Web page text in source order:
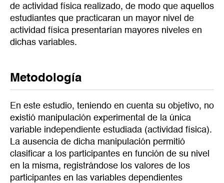
de actividad física realizado, de modo que aquellos
estudiantes que practicaran un mayor nivel de
actividad física presentarían mayores niveles en
dichas variables.
Metodología
En este estudio, teniendo en cuenta su objetivo, no
existió manipulación experimental de la única
variable independiente estudiada (actividad física).
La ausencia de dicha manipulación permitió
clasificar a los participantes en función de su nivel
en la misma, registrándose los valores de los
participantes en las variables dependientes